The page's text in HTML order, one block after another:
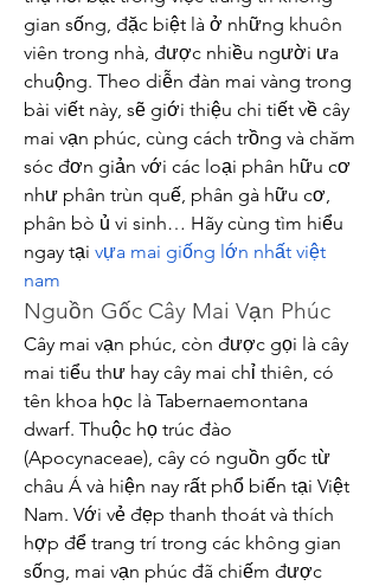
gian sống, đặc biệt là ở những khuôn
viên trong nhà, được nhiều người ưa
chuộng. Theo diễn đàn mai vàng trong
bài viết này, sẽ giới thiệu chi tiết về cây
mai vạn phúc, cùng cách trồng và chăm
sóc đơn giản với các loại phân hữu cơ
như phân trùn quế, phân gà hữu cơ,
phân bò ủ vi sinh… Hãy cùng tìm hiểu
ngay tại vựa mai giống lớn nhất việt
nam
Nguồn Gốc Cây Mai Vạn Phúc
Cây mai vạn phúc, còn được gọi là cây
mai tiểu thư hay cây mai chỉ thiên, có
tên khoa học là Tabernaemontana
dwarf. Thuộc họ trúc đào
(Apocynaceae), cây có nguồn gốc từ
châu Á và hiện nay rất phổ biến tại Việt
Nam. Với vẻ đẹp thanh thoát và thích
hợp để trang trí trong các không gian
sống, mai vạn phúc đã chiếm được